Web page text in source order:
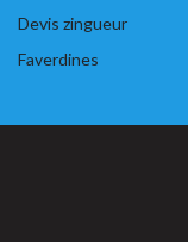
Devis zingueur
Faverdines